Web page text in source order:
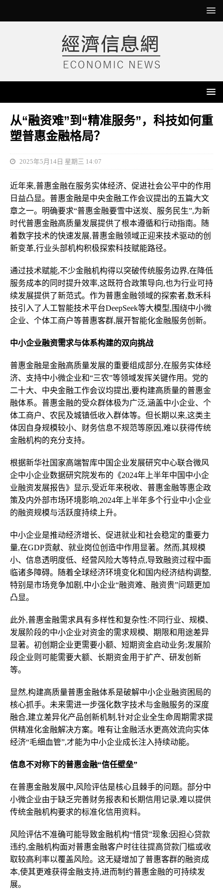
从“融资难”到“精准服务”，科技如何重
塑普惠金融格局？
2025年5月14日 星期三 14:07
近年来,普惠金融在服务实体经济、促进社会公平中的作用
日益凸显。普惠金融是中央金融工作会议提出的五篇大文
章之一。明确要求“普惠金融要雪中送炭、服务民生”,为新
时代普惠金融高质量发展提供了根本遵循和行动指南。随
着数字技术的快速发展,普惠金融领域正迎来技术驱动的创
新变革,行业头部机构积极探索科技赋能路径。
通过技术赋能,不少金融机构得以突破传统服务边界,在降低
服务成本的同时提升效率,这既符合政策导向,也为行业可持
续发展提供了新范式。作为普惠金融领域的探索者,数禾科
技引入了人工智能技术平台DeepSeek等大模型,围绕中小微
企业、个体工商户等普惠客群,展开智能化金融服务创新。
中小企业融资需求与体系构建的双向挑战
普惠金融是金融高质量发展的重要组成部分,在服务实体经
济、支持中小微企业和“三农”等领域发挥关键作用。党的
二十大、中央金融工作会议均提出,要构建高质量的普惠金
融体系。普惠金融的受众群体极为广泛,涵盖中小企业、个
体工商户、农民及城镇低收入群体等。但长期以来,这类主
体因自身规模较小、财务信息不规范等原因,难以获得传统
金融机构的充分支持。
根据新华社国家高端智库中国企业发展研究中心联合微风
企中小企业数据研究院发布的《2024年上半年中国中小企
业融资发展报告》显示,受近年来税收、普惠金融等惠企政
策及内外部市场环境影响,2024年上半年多个行业中小企业
的融资规模与活跃度持续上升。
中小企业是推动经济增长、促进就业和社会稳定的重要力
量,在GDP贡献、就业岗位创造中作用显著。然而,其规模
小、信息透明度低、经营风险大等特点,导致融资过程中面
临诸多障碍。随着全球经济环境变化和国内经济结构调整,
特别是市场竞争加剧,中小企业“融资难、融资贵”问题更加
凸显。
此外,普惠金融需求具有多样性和复杂性:不同行业、规模、
发展阶段的中小企业对资金的需求规模、期限和用途差异
显著。初创期企业更需要小额、短期资金启动业务;发展阶
段企业则可能需要大额、长期资金用于扩产、研发创新
等。
显然,构建高质量普惠金融体系是破解中小企业融资困局的
核心抓手。未来需进一步强化数字技术与金融服务的深度
融合,建立差异化产品创新机制,针对企业全生命周期需求提
供精准化金融解决方案。唯有让金融活水更高效流向实体
经济“毛细血管”,才能为中小企业成长注入持续动能。
信息不对称下的普惠金融“信任壁垒”
在普惠金融发展中,风险评估是核心且棘手的问题。部分中
小微企业由于缺乏完善财务报表和长期信用记录,难以提供
传统金融机构要求的标准化信用资料。
风险评估不准确可能导致金融机构“惜贷”现象:因担心贷款
违约,金融机构面对普惠金融客户时往往提高贷款门槛或收
取较高利率以覆盖风险。这无疑增加了普惠客群的融资成
本,使其更难获得金融支持,进而制约普惠金融的可持续发
展。